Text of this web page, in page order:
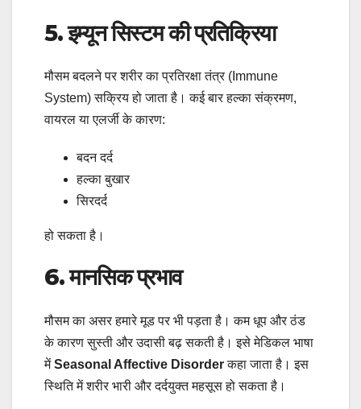
5. इम्यून सिस्टम की प्रतिक्रिया
मौसम बदलने पर शरीर का प्रतिरक्षा तंत्र (Immune
System) सक्रिय हो जाता है। कई बार हल्का संक्रमण,
वायरल या एलर्जी के कारण:
बदन दर्द
हल्का बुखार
सिरदर्द
हो सकता है।
6. मानसिक प्रभाव
मौसम का असर हमारे मूड पर भी पड़ता है। कम धूप और ठंड
के कारण सुस्ती और उदासी बढ़ सकती है। इसे मेडिकल भाषा
मेंSeasonal Affective Disorderकहा जाता है। इस
स्थिति में शरीर भारी और दर्दयुक्त महसूस हो सकता है।